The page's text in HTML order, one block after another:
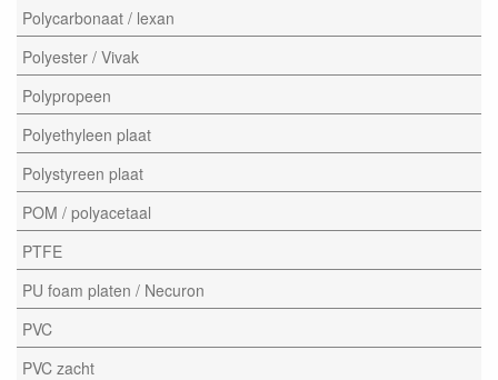
Polycarbonaat / lexan
Polyester / Vivak
Polypropeen
Polyethyleen plaat
Polystyreen plaat
POM / polyacetaal
PTFE
PU foam platen / Necuron
PVC
PVC zacht